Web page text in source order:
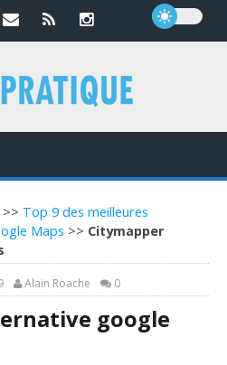
>> Top 9 des meilleures
Maps >> Citymapper
Alain Roache 0
google